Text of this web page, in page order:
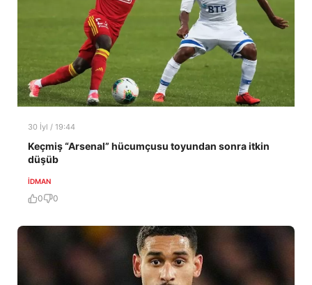
30 İyl / 19:44
Keçmiş “Arsenal” hücumçusu toyundan sonra itkin
düşüb
İDMAN
0 0